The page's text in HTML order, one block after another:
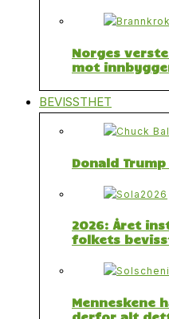
Norges
mot
BEVISSTHET
Donald
2026: Året
folkets
Menneskene